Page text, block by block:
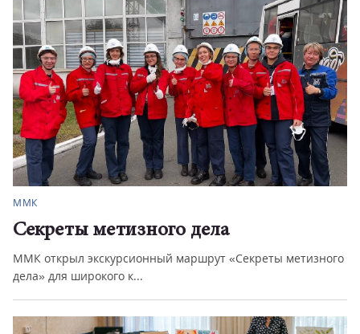
ММК
Секреты метизного дела
ММК открыл экскурсионный маршрут «Секреты метизного
дела» для широкого к...